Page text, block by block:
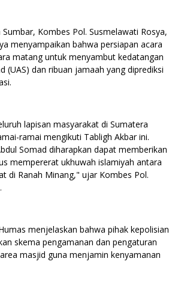
Kombes Pol. Susmelawati Rosya,
menyampaikan bahwa persiapan acara
matang untuk menyambut kedatangan
(UAS) dan ribuan jamaah yang diprediksi
lapisan masyarakat di Sumatera
ramai mengikuti Tabligh Akbar ini.
Somad diharapkan dapat memberikan
mempererat ukhuwah islamiyah antara
di Ranah Minang," ujar Kombes Pol.
menjelaskan bahwa pihak kepolisian
skema pengamanan dan pengaturan
masjid guna menjamin kenyamanan